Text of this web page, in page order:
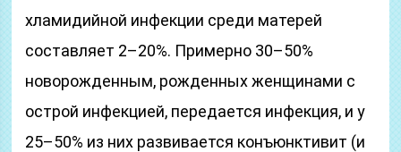
хламидийной инфекции среди матерей
составляет 2–20%. Примерно 30–50%
новорожденным, рожденных женщинами с
острой инфекцией, передается инфекция, и у
25–50% из них развивается конъюнктивит (и